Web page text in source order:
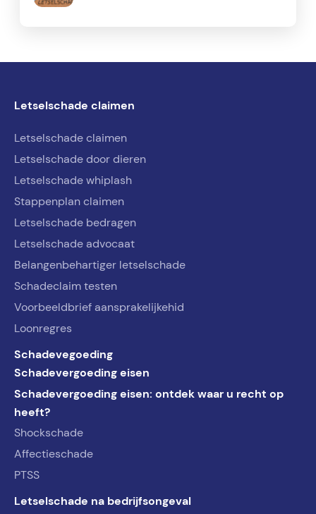
Letselschade claimen
Letselschade claimen
Letselschade door dieren
Letselschade whiplash
Stappenplan claimen
Letselschade bedragen
Letselschade advocaat
Belangenbehartiger letselschade
Schadeclaim testen
Voorbeeldbrief aansprakelijkehid
Loonregres
Schadevegoeding
Schadevergoeding eisen
Schadevergoeding eisen: ontdek waar u recht op
heeft?
Shockschade
Affectieschade
PTSS
Letselschade na bedrijfsongeval